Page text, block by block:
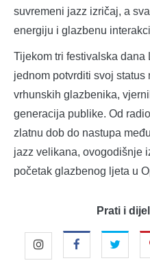
suvremeni jazz izričaj, a
energiju i glazbenu
Tijekom tri festivalska
jednom potvrditi svoj
vrhunskih glazbenika,
generacija publike. Od
zlatnu dob do nastupa
jazz velikana, ovogodišnje
početak glazbenog ljeta u
Prati i